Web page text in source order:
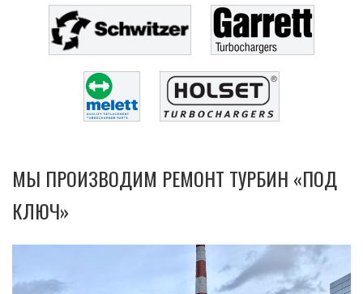
МЫ ПРОИЗВОДИМ РЕМОНТ ТУРБИН «ПОД
КЛЮЧ»